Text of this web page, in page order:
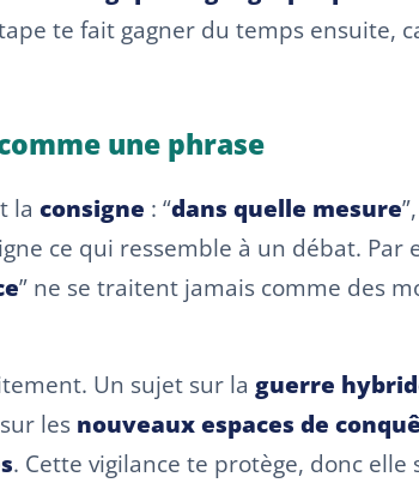
te fait gagner du temps ensuite,
une phrase
la consigne : “dans quelle mesure
ce qui ressemble à un débat. Par
” ne se traitent jamais comme des
Un sujet sur la guerre
les nouveaux espaces de
. Cette vigilance te protège, donc elle